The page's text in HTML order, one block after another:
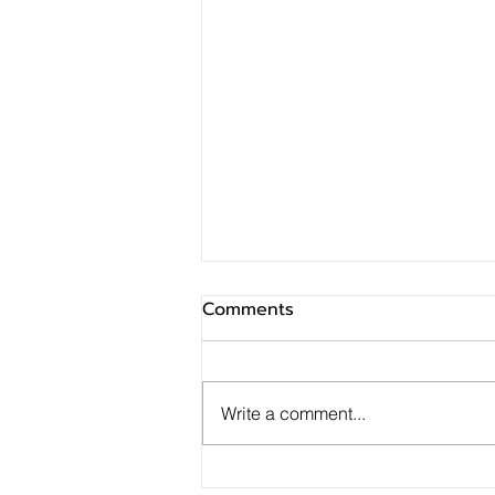
มีบ้านได้ในงบล้านต้น ๆ ธอส.
Comments
Write a comment...